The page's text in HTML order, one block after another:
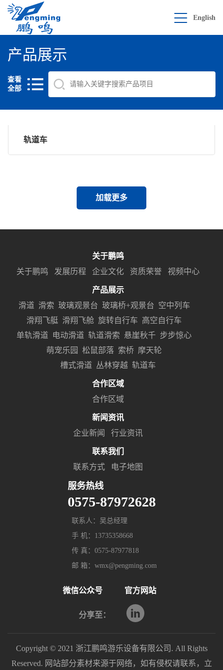
English
产品展示
查看
全部
轨道车
加载更多
关于鹏鸣
关于鹏鸣
发展历程 企业文化 资质荣誉 视频中心
产品展示
滑道 滑索 玻璃观景台 玻璃桥+观景台 空中列车
滑翔飞艇 滑翔飞舱 旋转自行车 高空自行车
单轨滑道
电动滑道 轨道滑索 悬崖秋千 步步惊心
萌宠乐园
松鼠部落 索桥 摩天轮
槽式滑道 丛林穿越 轨道车
合作区域
合作区域
新闻资讯
企业新闻
行业资讯
联系我们
联系方式
电子地图
服务热线
0575-87972628
联系人：吴总经理
手 机：13735358668
传 真：0575-87977818
邮 箱：wmx@pengming.com
微信公众号 官方网站
分享至：
Copyright © 2021 浙江鹏鸣游乐设备有限公司. All Rights
Reserved. 网站部分素材来源于网络，如有侵权请联系，立